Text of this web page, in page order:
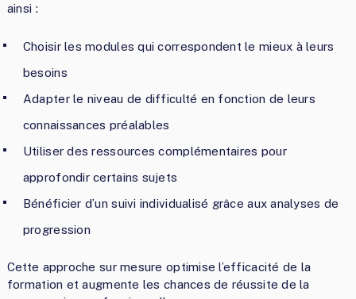
ainsi :
Choisir les modules qui correspondent le mieux à leurs
besoins
Adapter le niveau de difficulté en fonction de leurs
connaissances préalables
Utiliser des ressources complémentaires pour
approfondir certains sujets
Bénéficier d’un suivi individualisé grâce aux analyses de
progression
Cette approche sur mesure optimise l’efficacité de la
formation et augmente les chances de réussite de la